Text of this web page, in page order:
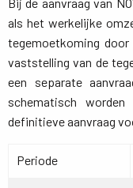
als het werkelijke
tegemoetkoming
vaststelling van de
een separate
schematisch
definitieve aanvraag
Periode